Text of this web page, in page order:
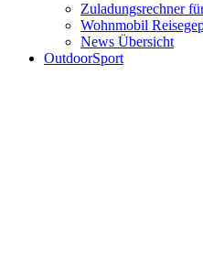
Zuladungsrechner
Wohnmobil
News Übersicht
OutdoorSport